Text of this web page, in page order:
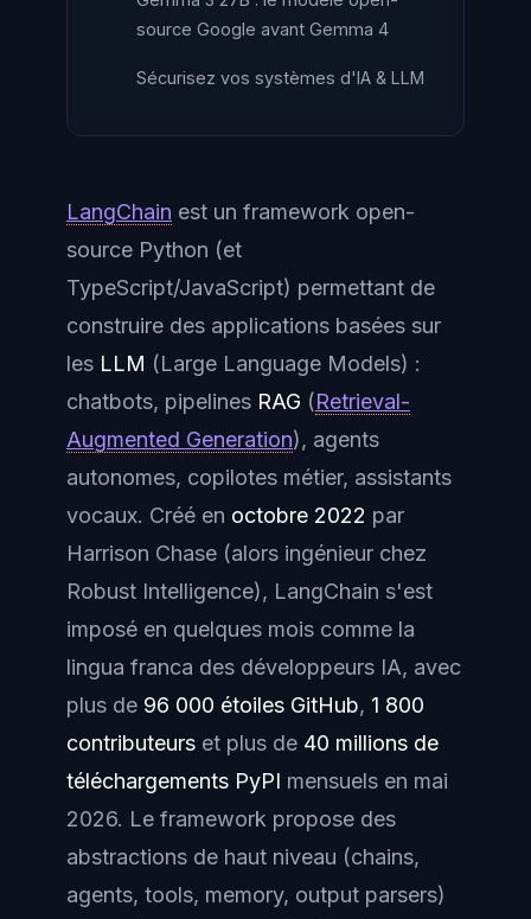
source Google avant Gemma 4
Sécurisez vos systèmes d'IA & LLM
LangChain est un framework open-
source Python (et
TypeScript/JavaScript) permettant de
construire des applications basées sur
les LLM (Large Language Models) :
chatbots, pipelines RAG (Retrieval-
Augmented Generation), agents
autonomes, copilotes métier, assistants
vocaux. Créé en octobre 2022 par
Harrison Chase (alors ingénieur chez
Robust Intelligence), LangChain s'est
imposé en quelques mois comme la
lingua franca des développeurs IA, avec
plus de 96 000 étoiles GitHub, 1 800
contributeurs et plus de 40 millions de
téléchargements PyPI mensuels en mai
2026. Le framework propose des
abstractions de haut niveau (chains,
agents, tools, memory, output parsers)